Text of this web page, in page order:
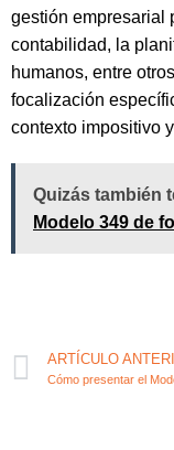
gestión empresarial
contabilidad, la
humanos, entre
focalización
contexto impositivo
Quizás también
Modelo 349 de
ARTÍCULO